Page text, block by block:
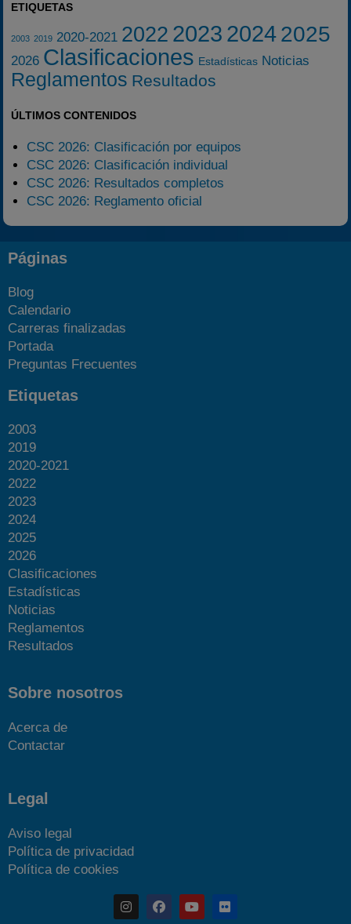
ETIQUETAS
2003 2019 2020-2021 2022 2023 20242025
2026 Clasificaciones Estadísticas Noticias
Reglamentos Resultados
ÚLTIMOS CONTENIDOS
CSC 2026: Clasificación por equipos
CSC 2026: Clasificación individual
CSC 2026: Resultados completos
CSC 2026: Reglamento oficial
Páginas
Blog
Calendario
Carreras finalizadas
Portada
Preguntas Frecuentes
Etiquetas
2003
2019
2020-2021
2022
2023
2024
2025
2026
Clasificaciones
Estadísticas
Noticias
Reglamentos
Resultados
Sobre nosotros
Acerca de
Contactar
Legal
Aviso legal
Política de privacidad
Política de cookies